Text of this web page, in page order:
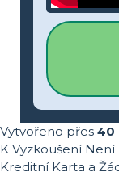
Vytvořeno přes 40
K Vyzkoušení
Kreditní Karta a